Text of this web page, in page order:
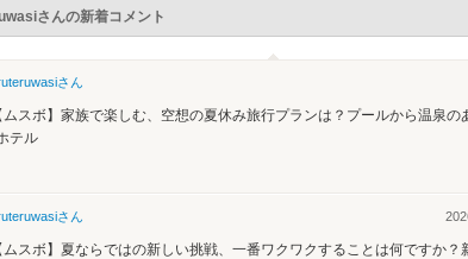
さんの新着コメント
さん
ムスボ】家族で楽しむ、空想の夏休み旅行プランは？プールから温泉の
テル
さん
ムスボ】夏ならではの新しい挑戦、一番ワクワクすることは何ですか？